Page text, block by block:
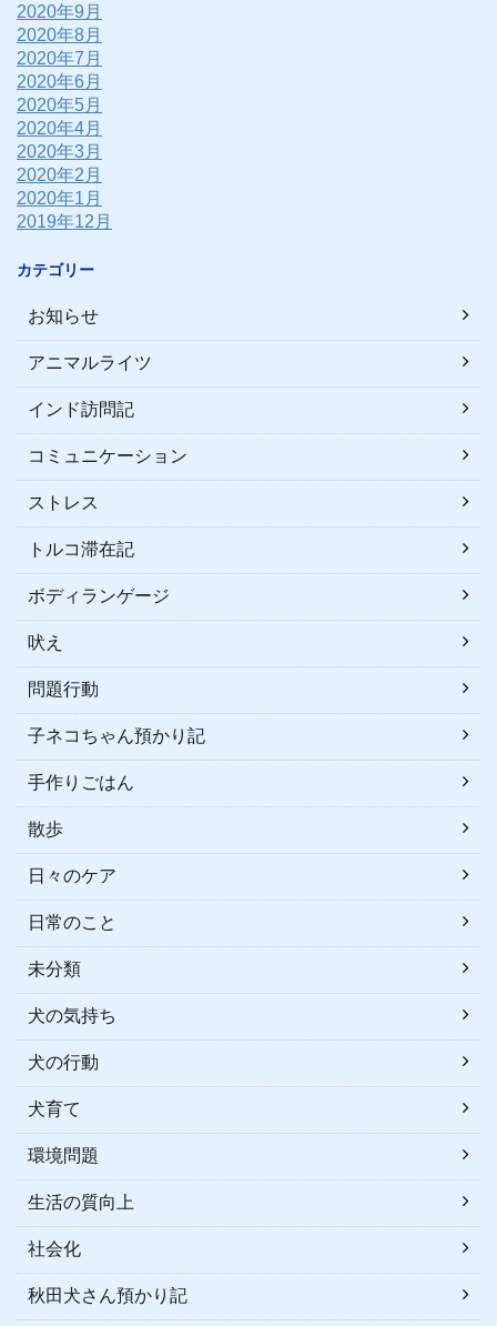
2020年9月
2020年8月
2020年7月
2020年6月
2020年5月
2020年4月
2020年3月
2020年2月
2020年1月
2019年12月
カテゴリー
お知らせ
アニマルライツ
インド訪問記
コミュニケーション
ストレス
トルコ滞在記
ボディランゲージ
吠え
問題行動
子ネコちゃん預かり記
手作りごはん
散歩
日々のケア
日常のこと
未分類
犬の気持ち
犬の行動
犬育て
環境問題
生活の質向上
社会化
秋田犬さん預かり記